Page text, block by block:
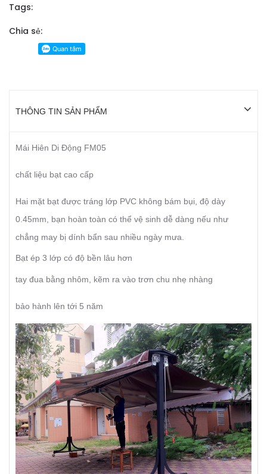
Tags:
Chia sẻ:
THÔNG TIN SẢN PHẨM
Mái Hiên Di Động FM05
chất liệu bạt cao cấp
Hai mặt bạt được tráng lớp PVC không bám bụi, độ dày
0.45mm, bạn hoàn toàn có thể vệ sinh dễ dàng nếu như
chẳng may bị dính bẩn sau nhiều ngày mưa.
Bạt ép 3 lớp có độ bền lâu hơn
tay đua bằng nhôm, kẽm ra vào trơn chu nhẹ nhàng
bảo hành lên tới 5 năm